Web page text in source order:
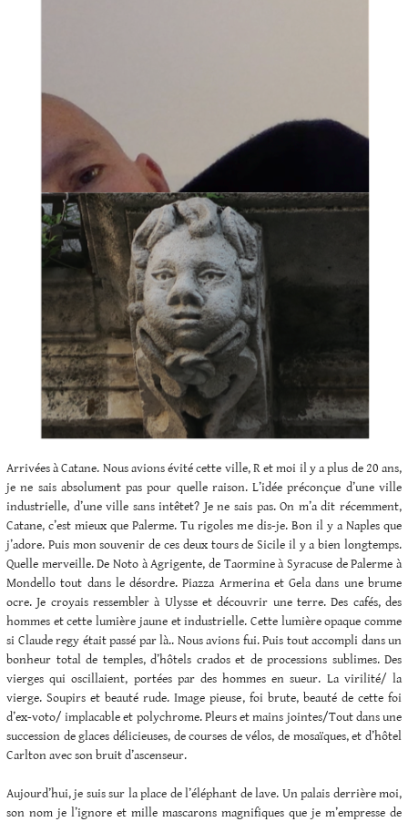
Arrivées à Catane. Nous avions évité cette ville, R et moi il y a plus de 20 ans,
je ne sais absolument pas pour quelle raison. L’idée préconçue d’une ville
industrielle, d’une ville sans intêtet? Je ne sais pas. On m’a dit récemment,
Catane, c’est mieux que Palerme. Tu rigoles me dis-je. Bon il y a Naples que
j’adore. Puis mon souvenir de ces deux tours de Sicile il y a bien longtemps.
Quelle merveille. De Noto à Agrigente, de Taormine à Syracuse de Palerme à
Mondello tout dans le désordre. Piazza Armerina et Gela dans une brume
ocre. Je croyais ressembler à Ulysse et découvrir une terre. Des cafés, des
hommes et cette lumière jaune et industrielle. Cette lumière opaque comme
si Claude regy était passé par là.. Nous avions fui. Puis tout accompli dans un
bonheur total de temples, d’hôtels crados et de processions sublimes. Des
vierges qui oscillaient, portées par des hommes en sueur. La virilité/ la
vierge. Soupirs et beauté rude. Image pieuse, foi brute, beauté de cette foi
d’ex-voto/ implacable et polychrome. Pleurs et mains jointes/Tout dans une
succession de glaces délicieuses, de courses de vélos, de mosaïques, et d’hôtel
Carlton avec son bruit d’ascenseur.
Aujourd’hui, je suis sur la place de l’éléphant de lave. Un palais derrière moi,
son nom je l’ignore et mille mascarons magnifiques que je m’empresse de